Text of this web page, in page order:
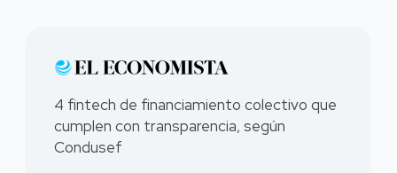
4 fintech de financiamiento colectivo que
cumplen con transparencia, según
Condusef